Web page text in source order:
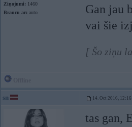
Ziņojumi: 1460
Braucu ar: auto
Gan jau
vai šie
[ Šo ziņu
sn 14. Oct 2016, 12:16
tas gan,